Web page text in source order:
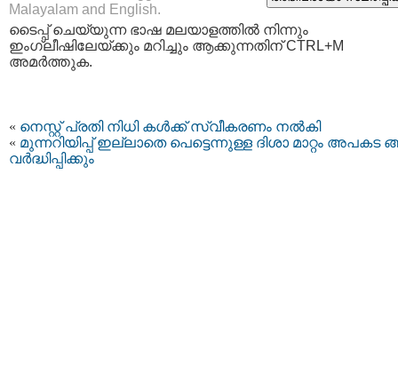
Malayalam and English.
ടൈപ്പ്‌ ചെയ്യുന്ന ഭാഷ മലയാളത്തില്‍ നിന്നും
ഇംഗ്ലീഷിലേയ്ക്കും മറിച്ചും ആക്കുന്നതിന് CTRL+M
അമര്‍ത്തുക.
« നെസ്റ്റ് പ്രതി നിധി കൾക്ക് സ്വീകരണം നൽകി
« മുന്നറിയിപ്പ് ഇല്ലാതെ പെട്ടെന്നുള്ള ദിശാ മാറ്റം അപകട
വര്‍ദ്ധിപ്പിക്കും